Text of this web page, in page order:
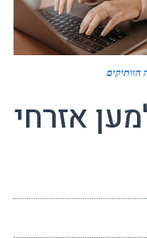
הוותיקים
אזרחי